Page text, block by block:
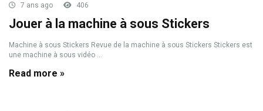
7 ans ago 406
Jouer à la machine à sous Stickers
Machine à sous Stickers Revue de la machine à sous Stickers Stickers est
une machine à sous vidéo ...
Read more »